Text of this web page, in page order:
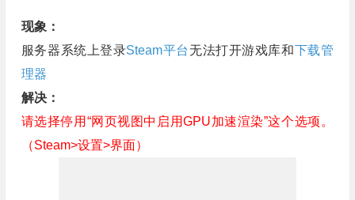
现象：
服务器系统上登录Steam平台无法打开游戏库和下载管
理器
解决：
请选择停用“网页视图中启用GPU加速渲染”这个选项。
（Steam>设置>界面）